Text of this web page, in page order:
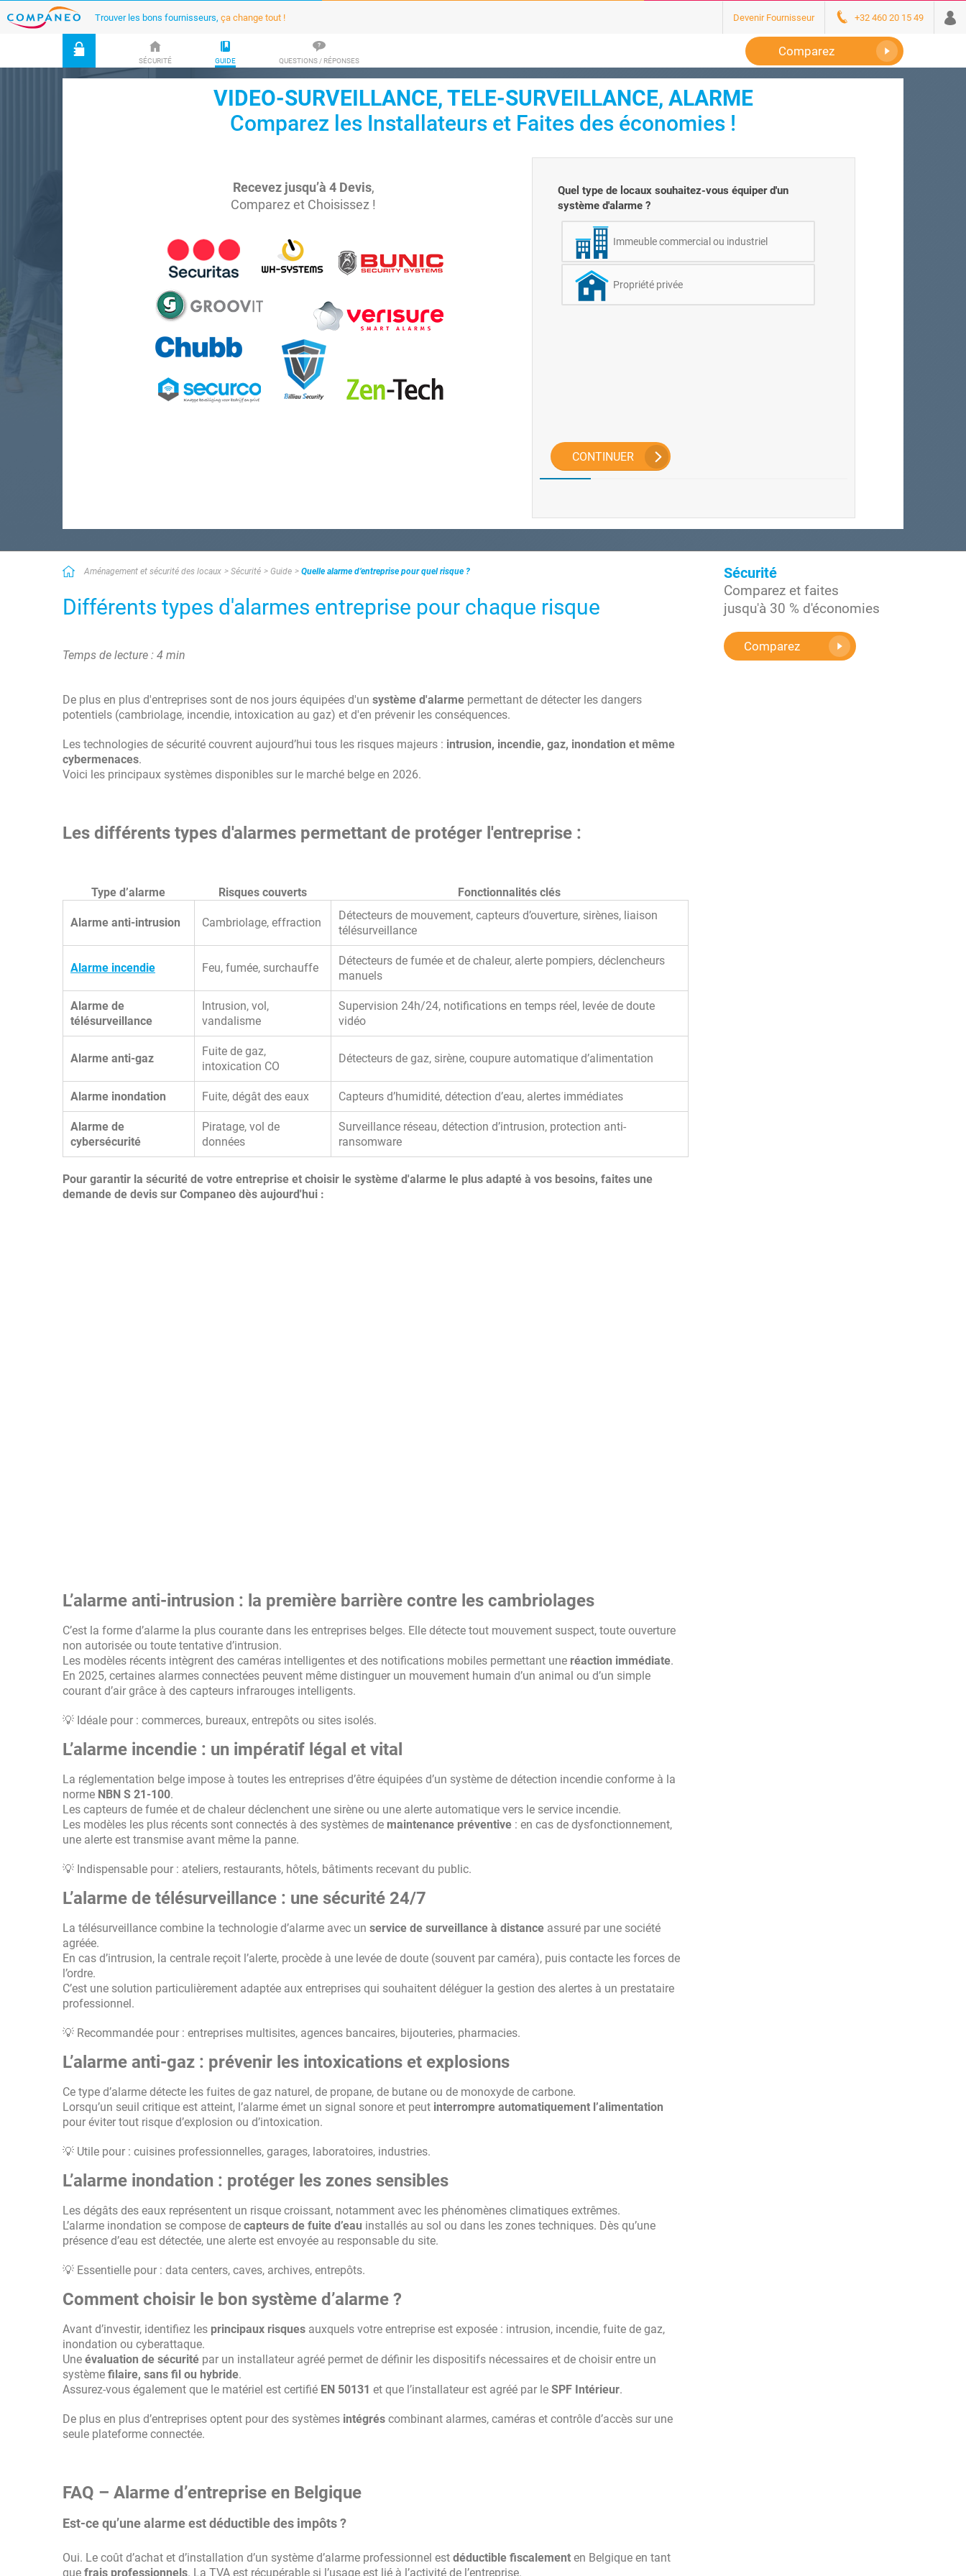
Trouver les bons fournisseurs, ça change tout ! Devenir Fournisseur +32 460 20 15 49
SÉCURITÉ GUIDE QUESTIONS / RÉPONSES
Comparez
VIDEO-SURVEILLANCE, TELE-SURVEILLANCE, ALARME
Comparez les Installateurs et Faites des économies !
Recevez jusqu’à 4 Devis,
Comparez et Choisissez !
Quel type de locaux souhaitez-vous équiper d'un
système d'alarme ?
Immeuble commercial ou industriel
Propriété privée
CONTINUER
Aménagement et sécurité des locaux Sécurité Guide Quelle alarme d’entreprise pour quel risque ?
Différents types d'alarmes entreprise pour chaque risque
Temps de lecture : 4 min
De plus en plus d'entreprises sont de nos jours équipées d'un système d'alarme permettant de détecter les dangers
potentiels (cambriolage, incendie, intoxication au gaz) et d'en prévenir les conséquences.
Les technologies de sécurité couvrent aujourd’hui tous les risques majeurs : intrusion, incendie, gaz, inondation et même
cybermenaces.
Voici les principaux systèmes disponibles sur le marché belge en 2026.
Les différents types d'alarmes permettant de protéger l'entreprise :
Type d’alarme Risques couverts Fonctionnalités clés
Alarme anti-intrusion Cambriolage, effraction
Détecteurs de mouvement, capteurs d’ouverture, sirènes, liaison
télésurveillance
Alarme incendie Feu, fumée, surchauffe
Détecteurs de fumée et de chaleur, alerte pompiers, déclencheurs
manuels
Alarme de
télésurveillance
Intrusion, vol,
vandalisme
Supervision 24h/24, notifications en temps réel, levée de doute
vidéo
Alarme anti-gaz
Fuite de gaz,
intoxication CO
Détecteurs de gaz, sirène, coupure automatique d’alimentation
Alarme inondation Fuite, dégât des eaux Capteurs d’humidité, détection d’eau, alertes immédiates
Alarme de
cybersécurité
Piratage, vol de
données
Surveillance réseau, détection d’intrusion, protection anti-
ransomware
Pour garantir la sécurité de votre entreprise et choisir le système d'alarme le plus adapté à vos besoins, faites une
demande de devis sur Companeo dès aujourd'hui :
L’alarme anti-intrusion : la première barrière contre les cambriolages
C’est la forme d’alarme la plus courante dans les entreprises belges. Elle détecte tout mouvement suspect, toute ouverture
non autorisée ou toute tentative d’intrusion.
Les modèles récents intègrent des caméras intelligentes et des notifications mobiles permettant une réaction immédiate.
En 2025, certaines alarmes connectées peuvent même distinguer un mouvement humain d’un animal ou d’un simple
courant d’air grâce à des capteurs infrarouges intelligents.
💡 Idéale pour : commerces, bureaux, entrepôts ou sites isolés.
L’alarme incendie : un impératif légal et vital
La réglementation belge impose à toutes les entreprises d’être équipées d’un système de détection incendie conforme à la
norme NBN S 21-100.
Les capteurs de fumée et de chaleur déclenchent une sirène ou une alerte automatique vers le service incendie.
Les modèles les plus récents sont connectés à des systèmes de maintenance préventive : en cas de dysfonctionnement,
une alerte est transmise avant même la panne.
💡 Indispensable pour : ateliers, restaurants, hôtels, bâtiments recevant du public.
L’alarme de télésurveillance : une sécurité 24/7
La télésurveillance combine la technologie d’alarme avec un service de surveillance à distance assuré par une société
agréée.
En cas d’intrusion, la centrale reçoit l’alerte, procède à une levée de doute (souvent par caméra), puis contacte les forces de
l’ordre.
C’est une solution particulièrement adaptée aux entreprises qui souhaitent déléguer la gestion des alertes à un prestataire
professionnel.
💡 Recommandée pour : entreprises multisites, agences bancaires, bijouteries, pharmacies.
L’alarme anti-gaz : prévenir les intoxications et explosions
Ce type d’alarme détecte les fuites de gaz naturel, de propane, de butane ou de monoxyde de carbone.
Lorsqu’un seuil critique est atteint, l’alarme émet un signal sonore et peut interrompre automatiquement l’alimentation
pour éviter tout risque d’explosion ou d’intoxication.
💡 Utile pour : cuisines professionnelles, garages, laboratoires, industries.
L’alarme inondation : protéger les zones sensibles
Les dégâts des eaux représentent un risque croissant, notamment avec les phénomènes climatiques extrêmes.
L’alarme inondation se compose de capteurs de fuite d’eau installés au sol ou dans les zones techniques. Dès qu’une
présence d’eau est détectée, une alerte est envoyée au responsable du site.
💡 Essentielle pour : data centers, caves, archives, entrepôts.
Comment choisir le bon système d’alarme ?
Avant d’investir, identifiez les principaux risques auxquels votre entreprise est exposée : intrusion, incendie, fuite de gaz,
inondation ou cyberattaque.
Une évaluation de sécurité par un installateur agréé permet de définir les dispositifs nécessaires et de choisir entre un
système filaire, sans fil ou hybride.
Assurez-vous également que le matériel est certifié EN 50131 et que l’installateur est agréé par le SPF Intérieur.
De plus en plus d’entreprises optent pour des systèmes intégrés combinant alarmes, caméras et contrôle d’accès sur une
seule plateforme connectée.
FAQ – Alarme d’entreprise en Belgique
Est-ce qu’une alarme est déductible des impôts ?
Oui. Le coût d’achat et d’installation d’un système d’alarme professionnel est déductible fiscalement en Belgique en tant
que frais professionnels. La TVA est récupérable si l’usage est lié à l’activité de l’entreprise.
Sécurité
Comparez et faites
jusqu'à 30 % d'économies
Comparez